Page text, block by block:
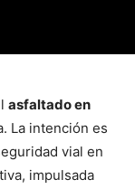
asfaltado en
La intención es
vial en
impulsada